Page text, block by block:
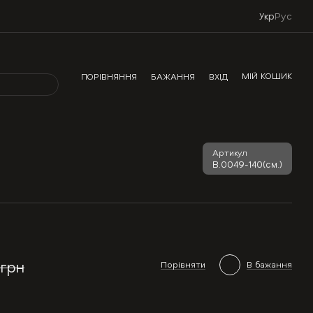
УкрРус
ПОРІВНЯННЯ
БАЖАННЯ ВХІД МІЙ КОШИК
Артикул
В.0049-140(см.)
Порівняти В бажання